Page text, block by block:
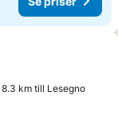
Favoriter
km till Lesegno